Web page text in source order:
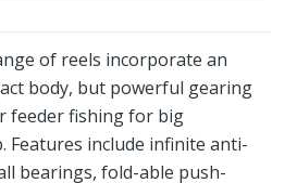
of reels incorporate an
body, but powerful gearing
feeder fishing for big
Features include infinite anti-
bearings, fold-able push-